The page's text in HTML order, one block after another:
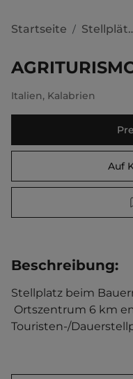
Startseite /
Italien, Kalabrien
Auf
Beschreibung:
Stellplatz beim
Ortszentrum 6 km
Touristen-/